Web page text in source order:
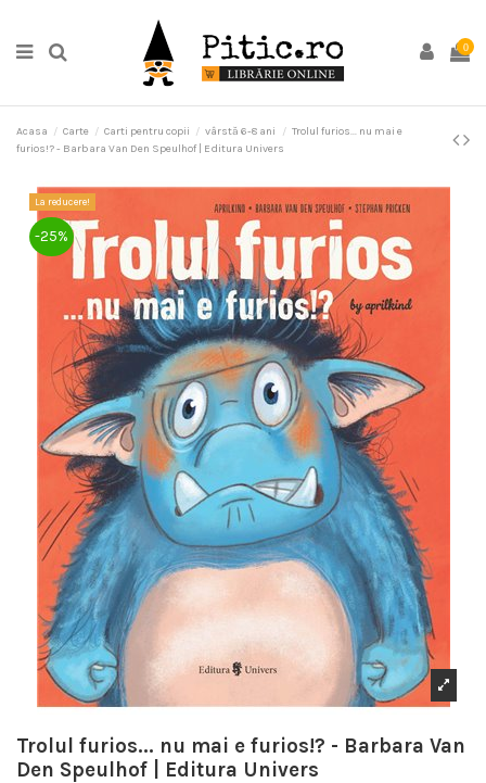
0
Acasa Carte Carti pentru copii vârstă 6-8 ani
Trolul furios... nu mai e
furios!? - Barbara Van Den Speulhof | Editura Univers
La reducere!
-25%
Trolul furios... nu mai e furios!? - Barbara Van
Den Speulhof | Editura Univers